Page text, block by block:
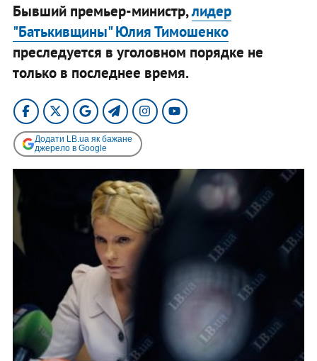
Бывший премьер-министр,лидер
"Батькивщины" Юлия Тимошенко
преследуется в уголовном порядке не
только в последнее время.
Додати LB.ua як бажане
джерело в Google